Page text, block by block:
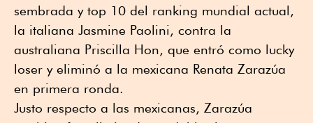
sembrada y top 10 del ranking mundial actual,
la italiana Jasmine Paolini, contra la
australiana Priscilla Hon, que entró como lucky
loser y eliminó a la mexicana Renata Zarazúa
en primera ronda.
Justo respecto a las mexicanas, Zarazúa